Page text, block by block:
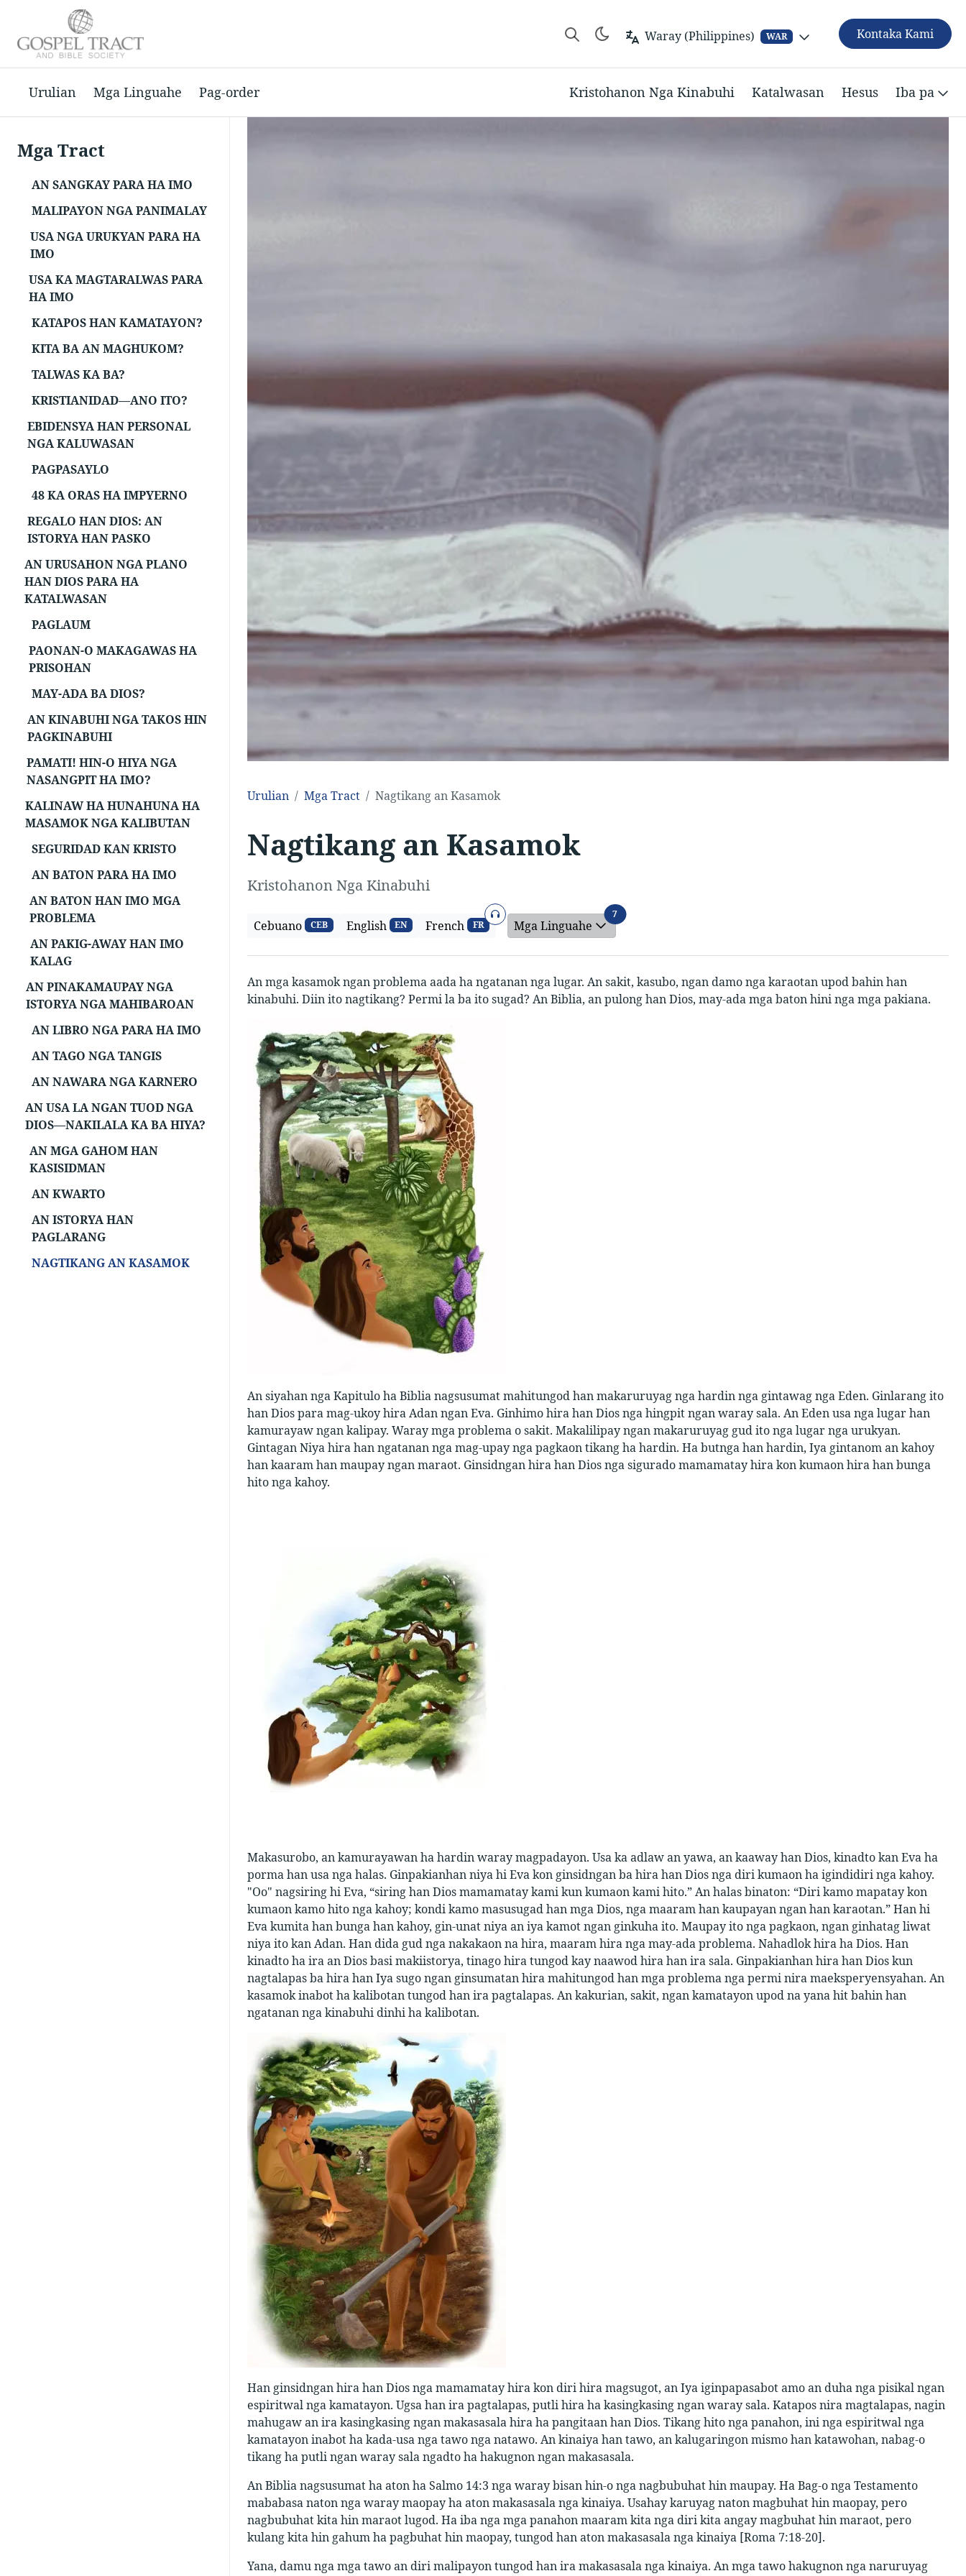
Waray (Philippines) WAR Kontaka Kami
Urulian Mga Linguahe Pag-order Kristohanon Nga Kinabuhi Katalwasan Hesus Iba pa
Mga Tract
AN SANGKAY PARA HA IMO
MALIPAYON NGA PANIMALAY
USA NGA URUKYAN PARA HA
IMO
USA KA MAGTARALWAS PARA
HA IMO
KATAPOS HAN KAMATAYON?
KITA BA AN MAGHUKOM?
TALWAS KA BA?
KRISTIANIDAD—ANO ITO?
EBIDENSYA HAN PERSONAL
NGA KALUWASAN
PAGPASAYLO
48 KA ORAS HA IMPYERNO
REGALO HAN DIOS: AN
ISTORYA HAN PASKO
AN URUSAHON NGA PLANO
HAN DIOS PARA HA
KATALWASAN
PAGLAUM
PAONAN-O MAKAGAWAS HA
PRISOHAN
MAY-ADA BA DIOS?
AN KINABUHI NGA TAKOS HIN
PAGKINABUHI
PAMATI! HIN-O HIYA NGA
NASANGPIT HA IMO?
KALINAW HA HUNAHUNA HA
MASAMOK NGA KALIBUTAN
SEGURIDAD KAN KRISTO
AN BATON PARA HA IMO
AN BATON HAN IMO MGA
PROBLEMA
AN PAKIG-AWAY HAN IMO
KALAG
AN PINAKAMAUPAY NGA
ISTORYA NGA MAHIBAROAN
AN LIBRO NGA PARA HA IMO
AN TAGO NGA TANGIS
AN NAWARA NGA KARNERO
AN USA LA NGAN TUOD NGA
DIOS—NAKILALA KA BA HIYA?
AN MGA GAHOM HAN
KASISIDMAN
AN KWARTO
AN ISTORYA HAN
PAGLARANG
NAGTIKANG AN KASAMOK
Urulian Mga Tract Nagtikang an Kasamok
Nagtikang an Kasamok
Kristohanon Nga Kinabuhi
Cebuano CEB English EN French FR
Rekord
Mga Linguahe
7Mga Linguahe
An mga kasamok ngan problema aada ha ngatanan nga lugar. An sakit, kasubo, ngan damo nga karaotan upod bahin han
kinabuhi. Diin ito nagtikang? Permi la ba ito sugad? An Biblia, an pulong han Dios, may-ada mga baton hini nga mga pakiana.
An siyahan nga Kapitulo ha Biblia nagsusumat mahitungod han makaruruyag nga hardin nga gintawag nga Eden. Ginlarang ito
han Dios para mag-ukoy hira Adan ngan Eva. Ginhimo hira han Dios nga hingpit ngan waray sala. An Eden usa nga lugar han
kamurayaw ngan kalipay. Waray mga problema o sakit. Makalilipay ngan makaruruyag gud ito nga lugar nga urukyan.
Gintagan Niya hira han ngatanan nga mag-upay nga pagkaon tikang ha hardin. Ha butnga han hardin, Iya gintanom an kahoy
han kaaram han maupay ngan maraot. Ginsidngan hira han Dios nga sigurado mamamatay hira kon kumaon hira han bunga
hito nga kahoy.
Makasurobo, an kamurayawan ha hardin waray magpadayon. Usa ka adlaw an yawa, an kaaway han Dios, kinadto kan Eva ha
porma han usa nga halas. Ginpakianhan niya hi Eva kon ginsidngan ba hira han Dios nga diri kumaon ha igindidiri nga kahoy.
"Oo" nagsiring hi Eva, “siring han Dios mamamatay kami kun kumaon kami hito.” An halas binaton: “Diri kamo mapatay kon
kumaon kamo hito nga kahoy; kondi kamo masusugad han mga Dios, nga maaram han kaupayan ngan han karaotan.” Han hi
Eva kumita han bunga han kahoy, gin-unat niya an iya kamot ngan ginkuha ito. Maupay ito nga pagkaon, ngan ginhatag liwat
niya ito kan Adan. Han dida gud nga nakakaon na hira, maaram hira nga may-ada problema. Nahadlok hira ha Dios. Han
kinadto ha ira an Dios basi makiistorya, tinago hira tungod kay naawod hira han ira sala. Ginpakianhan hira han Dios kun
nagtalapas ba hira han Iya sugo ngan ginsumatan hira mahitungod han mga problema nga permi nira maeksperyensyahan. An
kasamok inabot ha kalibotan tungod han ira pagtalapas. An kakurian, sakit, ngan kamatayon upod na yana hit bahin han
ngatanan nga kinabuhi dinhi ha kalibotan.
Han ginsidngan hira han Dios nga mamamatay hira kon diri hira magsugot, an Iya iginpapasabot amo an duha nga pisikal ngan
espiritwal nga kamatayon. Ugsa han ira pagtalapas, putli hira ha kasingkasing ngan waray sala. Katapos nira magtalapas, nagin
mahugaw an ira kasingkasing ngan makasasala hira ha pangitaan han Dios. Tikang hito nga panahon, ini nga espiritwal nga
kamatayon inabot ha kada-usa nga tawo nga natawo. An kinaiya han tawo, an kalugaringon mismo han katawohan, nabag-o
tikang ha putli ngan waray sala ngadto ha hakugnon ngan makasasala.
An Biblia nagsusumat ha aton ha Salmo 14:3 nga waray bisan hin-o nga nagbubuhat hin maupay. Ha Bag-o nga Testamento
mababasa naton nga waray maopay ha aton makasasala nga kinaiya. Usahay karuyag naton magbuhat hin maopay, pero
nagbubuhat kita hin maraot lugod. Ha iba nga mga panahon maaram kita nga diri kita angay magbuhat hin maraot, pero
kulang kita hin gahum ha pagbuhat hin maopay, tungod han aton makasasala nga kinaiya [Roma 7:18-20].
Yana, damu nga mga tawo an diri malipayon tungod han ira makasasala nga kinaiya. An mga tawo hakugnon nga naruruyag